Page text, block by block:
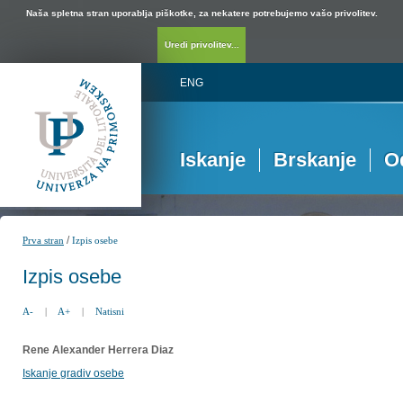
Naša spletna stran uporablja piškotke, za nekatere potrebujemo vašo privolitev.
Uredi privolitev...
ENG
Iskanje Brskanje
Prva stran /Izpis osebe
Izpis osebe
A- | A+ | Natisni
Rene Alexander Herrera Diaz
Iskanje gradiv osebe